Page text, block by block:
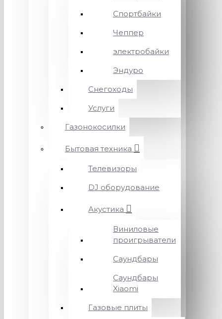
Спортбайки
Чеппер
электробайки
Эндуро
Снегоходы
Услуги
Газонокосилки
Бытовая техника
Телевизоры
DJ оборудование
Акустика
Виниловые
проигрыватели
Саундбары
Саундбары
Xiaomi
Газовые плиты